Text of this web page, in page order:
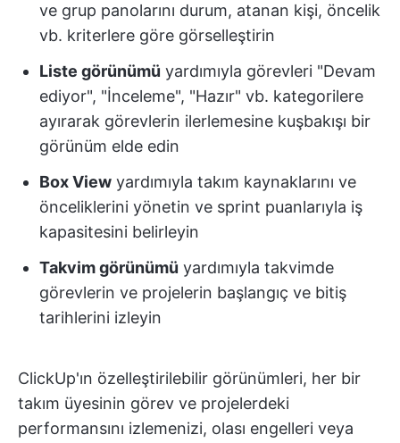
ve grup panolarını durum, atanan kişi, öncelik
vb. kriterlere göre görselleştirin
Liste görünümü yardımıyla görevleri "Devam
ediyor", "İnceleme", "Hazır" vb. kategorilere
ayırarak görevlerin ilerlemesine kuşbakışı bir
görünüm elde edin
Box View yardımıyla takım kaynaklarını ve
önceliklerini yönetin ve sprint puanlarıyla iş
kapasitesini belirleyin
Takvim görünümü yardımıyla takvimde
görevlerin ve projelerin başlangıç ve bitiş
tarihlerini izleyin
ClickUp'ın özelleştirilebilir görünümleri, her bir
takım üyesinin görev ve projelerdeki
performansını izlemenizi, olası engelleri veya